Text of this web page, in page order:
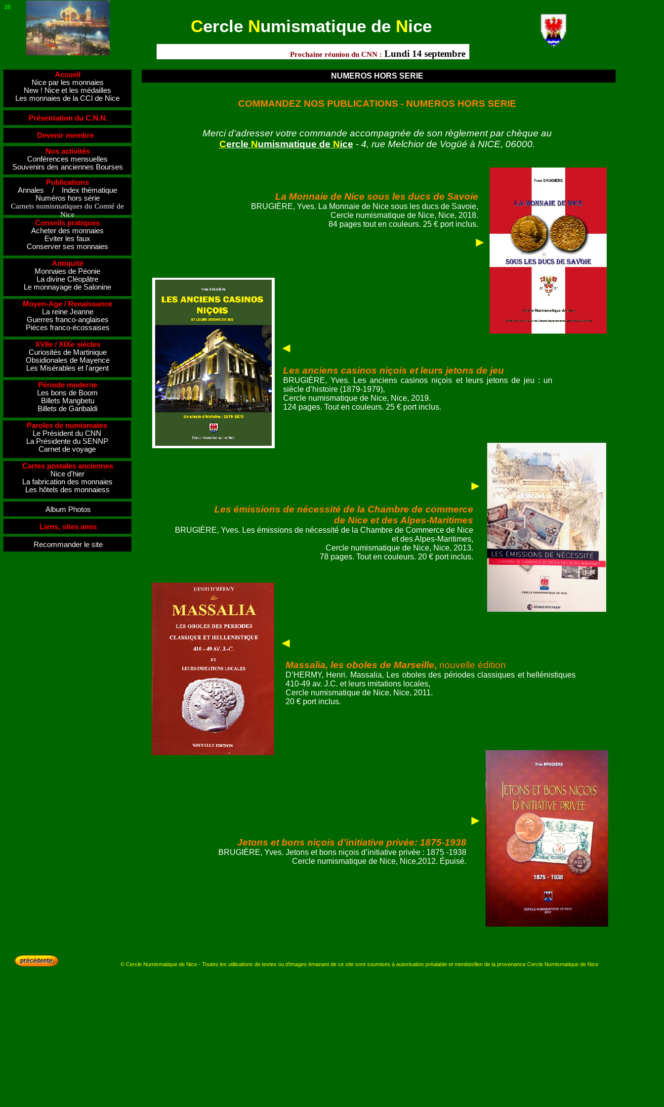
Cercle Numismatique de Nice
© Cercle Numismatique de Nice - Toutes les utilisations de textes ou d'images émanant de ce site sont soumises à autorisation préalable et mention/lien de la provenance Cercle Numismatique de Nice
NUMEROS HORS SERIE
10
COMMANDEZ NOS PUBLICATIONS - NUMEROS HORS SERIE
Merci d'adresser votre commande accompagnée de son règlement par chèque au
Cercle Numismatique de Nice - 4, rue Melchior de Vogüé à NICE, 06000.
La Monnaie de Nice sous les ducs de Savoie
BRUGIÈRE, Yves. La Monnaie de Nice sous les ducs de Savoie,
Cercle numismatique de Nice, Nice, 2018.
84 pages tout en couleurs. 25 € port inclus.
Les anciens casinos niçois et leurs jetons de jeu
BRUGIÈRE, Yves. Les anciens casinos niçois et leurs jetons de jeu : un
siècle d’histoire (1879-1979),
Cercle numismatique de Nice, Nice, 2019.
124 pages. Tout en couleurs. 25 € port inclus.
◄
►
Nos activités
Conférences mensuelles
Souvenirs des anciennes Bourses
Présentation du C.N.N.
Conseils pratiques
Acheter des monnaies
Eviter les faux
Conserver ses monnaies
Accueil
Nice par les monnaies
New ! Nice et les médailles
Les monnaies de la CCI de Nice
Antiquité
Monnaies de Péonie
La divine Cléopâtre
Le monnayage de Salonine
Moyen-Age / Renaissance
La reine Jeanne
Guerres franco-anglaises
Pièces franco-écossaises
XVIIe / XIXe siècles
Curiosités de Martinique
Obsidionales de Mayence
Les Misérables et l'argent
Période moderne
Les bons de Boom
Billets Mangbetu
Billets de Garibaldi
Paroles de numismates
Le Président du CNN
La Présidente du SENNP
Carnet de voyage
Cartes postales anciennes
Nice d'hier
La fabrication des monnaies
Les hôtels des monnaiess
Devenir membre
Album Photos
Liens, sites amis
Recommander le site
Publications
Annales / Index thématique
Numéros hors série
Carnets numismatiques du Comté de
Nice
Les émissions de nécessité de la Chambre de commerce
de Nice et des Alpes-Maritimes
BRUGIÈRE, Yves. Les émissions de nécessité de la Chambre de Commerce de Nice
et des Alpes-Maritimes,
Cercle numismatique de Nice, Nice, 2013.
78 pages. Tout en couleurs. 20 € port inclus.
Massalia, les oboles de Marseille, nouvelle édition
D’HERMY, Henri. Massalia, Les oboles des périodes classiques et hellénistiques
410-49 av. J.C. et leurs imitations locales,
Cercle numismatique de Nice, Nice, 2011.
20 € port inclus.
◄
►
Jetons et bons niçois d’initiative privée: 1875-1938
BRUGIÈRE, Yves. Jetons et bons niçois d’initiative privée : 1875 -1938
Cercle numismatique de Nice, Nice,2012. Épuisé.
►
Prochaine réunion du CNN :Lundi 14 septembre 2026 à 20h30 ...